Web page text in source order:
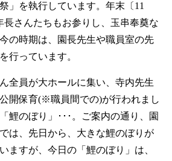
」を執行しています。年末〔11
長さんたちもお参りし、玉串奉奠な
の時期は、園長先生や職員室の先
行っています。
全員が大ホールに集い、寺内先生
開保育(※職員間での)が行われまし
鯉のぼり」･･･。ご案内の通り、園
は、先日から、大きな鯉のぼりが
ますが、今日の「鯉のぼり」は、